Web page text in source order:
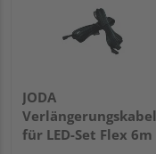
JODA
Verlängerungskabel
für LED-Set Flex 6m